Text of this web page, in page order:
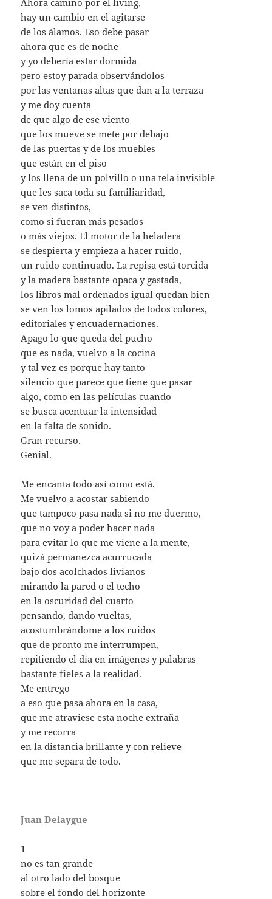
hay un cambio en el agitarse
de los álamos. Eso debe pasar
ahora que es de noche
y yo debería estar dormida
pero estoy parada observándolos
por las ventanas altas que dan a la terraza
y me doy cuenta
de que algo de ese viento
que los mueve se mete por debajo
de las puertas y de los muebles
que están en el piso
y los llena de un polvillo o una tela invisible
que les saca toda su familiaridad,
se ven distintos,
como si fueran más pesados
o más viejos. El motor de la heladera
se despierta y empieza a hacer ruido,
un ruido continuado. La repisa está torcida
y la madera bastante opaca y gastada,
los libros mal ordenados igual quedan bien
se ven los lomos apilados de todos colores,
editoriales y encuadernaciones.
Apago lo que queda del pucho
que es nada, vuelvo a la cocina
y tal vez es porque hay tanto
silencio que parece que tiene que pasar
algo, como en las películas cuando
se busca acentuar la intensidad
en la falta de sonido.
Gran recurso.
Genial.
Me encanta todo así como está.
Me vuelvo a acostar sabiendo
que tampoco pasa nada si no me duermo,
que no voy a poder hacer nada
para evitar lo que me viene a la mente,
quizá permanezca acurrucada
bajo dos acolchados livianos
mirando la pared o el techo
en la oscuridad del cuarto
pensando, dando vueltas,
acostumbrándome a los ruidos
que de pronto me interrumpen,
repitiendo el día en imágenes y palabras
bastante fieles a la realidad.
Me entrego
a eso que pasa ahora en la casa,
que me atraviese esta noche extraña
y me recorra
en la distancia brillante y con relieve
que me separa de todo.
Juan Delaygue
1
no es tan grande
al otro lado del bosque
sobre el fondo del horizonte